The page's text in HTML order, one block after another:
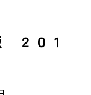
２０１